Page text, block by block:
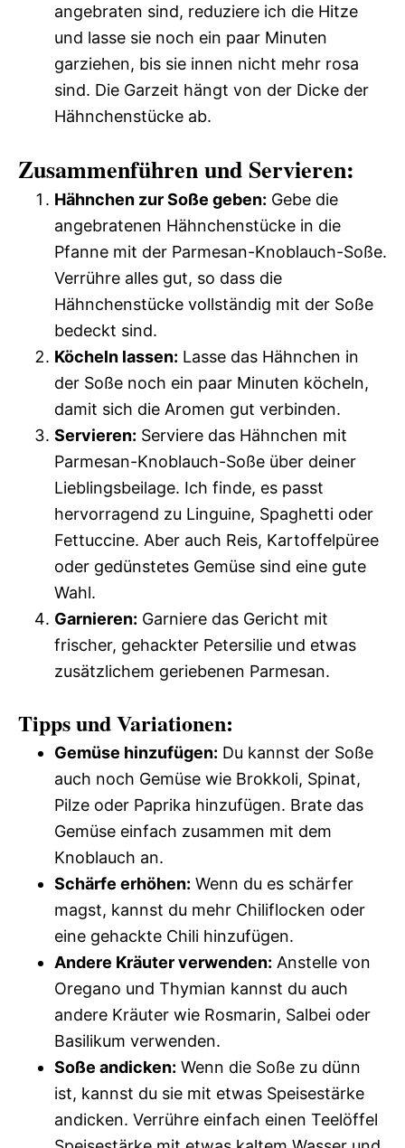
angebraten sind, reduziere ich die Hitze
und lasse sie noch ein paar Minuten
garziehen, bis sie innen nicht mehr rosa
sind. Die Garzeit hängt von der Dicke der
Hähnchenstücke ab.
Zusammenführen und Servieren:
Hähnchen zur Soße geben: Gebe die
angebratenen Hähnchenstücke in die
Pfanne mit der Parmesan-Knoblauch-Soße.
Verrühre alles gut, so dass die
Hähnchenstücke vollständig mit der Soße
bedeckt sind.
Köcheln lassen: Lasse das Hähnchen in
der Soße noch ein paar Minuten köcheln,
damit sich die Aromen gut verbinden.
Servieren: Serviere das Hähnchen mit
Parmesan-Knoblauch-Soße über deiner
Lieblingsbeilage. Ich finde, es passt
hervorragend zu Linguine, Spaghetti oder
Fettuccine. Aber auch Reis, Kartoffelpüree
oder gedünstetes Gemüse sind eine gute
Wahl.
Garnieren: Garniere das Gericht mit
frischer, gehackter Petersilie und etwas
zusätzlichem geriebenen Parmesan.
Tipps und Variationen:
Gemüse hinzufügen: Du kannst der Soße
auch noch Gemüse wie Brokkoli, Spinat,
Pilze oder Paprika hinzufügen. Brate das
Gemüse einfach zusammen mit dem
Knoblauch an.
Schärfe erhöhen: Wenn du es schärfer
magst, kannst du mehr Chiliflocken oder
eine gehackte Chili hinzufügen.
Andere Kräuter verwenden: Anstelle von
Oregano und Thymian kannst du auch
andere Kräuter wie Rosmarin, Salbei oder
Basilikum verwenden.
Soße andicken: Wenn die Soße zu dünn
ist, kannst du sie mit etwas Speisestärke
andicken. Verrühre einfach einen Teelöffel